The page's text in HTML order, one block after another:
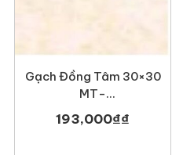
Gạch Đồng Tâm 30×30
MT-
193,000₫₫